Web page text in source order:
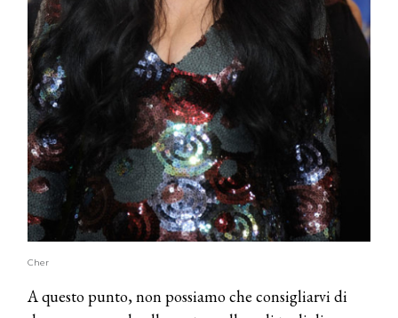
Cher
A questo punto, non possiamo che consigliarvi di